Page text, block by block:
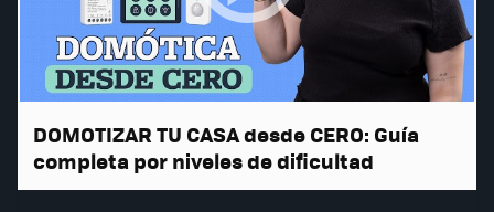
DOMOTIZAR TU CASA desde CERO: Guía
completa por niveles de dificultad